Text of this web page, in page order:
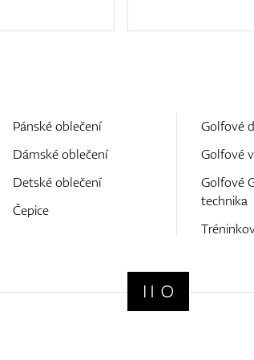
Pánské oblečení
Dámské oblečení
Detské oblečení
Čepice
Golfové
Golfové
Golfové
technika